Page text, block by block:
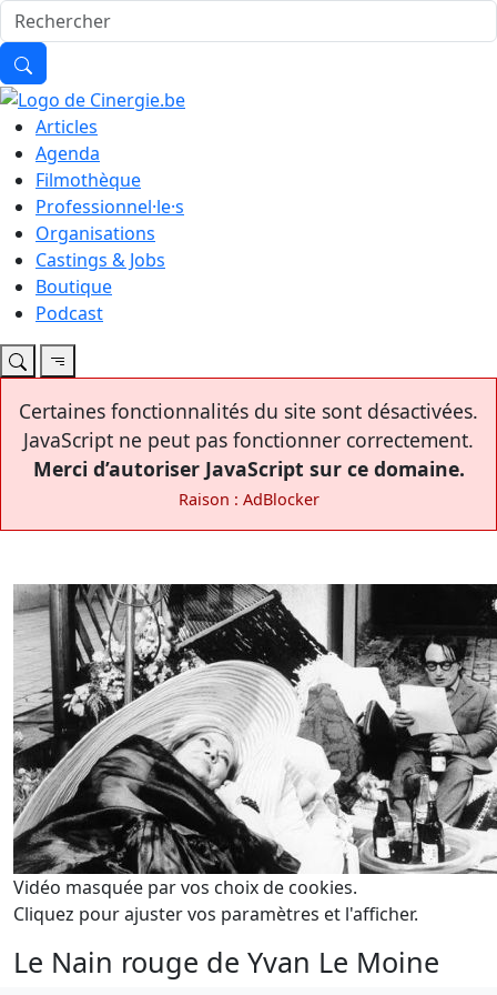
Articles
Agenda
Filmothèque
Professionnel·le·s
Organisations
Castings & Jobs
Boutique
Podcast
Certaines fonctionnalités du site sont désactivées.
JavaScript ne peut pas fonctionner correctement.
Merci d’autoriser JavaScript sur ce domaine.
Raison : AdBlocker
Vidéo masquée par vos choix de cookies.
Cliquez pour ajuster vos paramètres et l'afficher.
Le Nain rouge de Yvan Le Moine